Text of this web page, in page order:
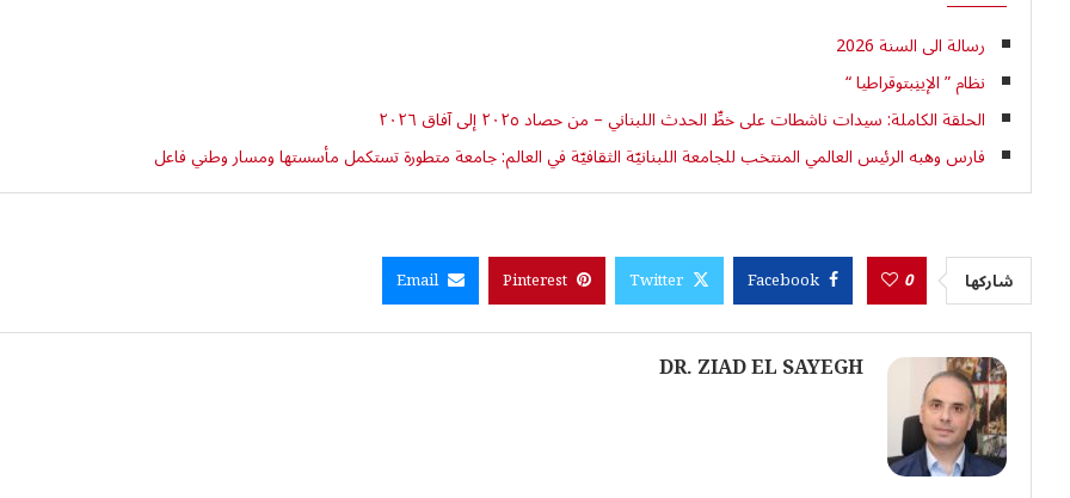
رسالة الى السنة 2026
نظام ” الإينِبتوقراطيا “
الحلقة الكاملة: سيدات ناشطات على خطِّ الحدث اللبناني – من حصاد ٢٠٢٥ إلى آفاق ٢٠٢٦
فارس وهبه الرئيس العالمي المنتخب للجامعة اللبنانيّة الثقافيّة في العالم: جامعة متطورة تستكمل مأسستها ومسار وطني فاعل
شاركها 0
Facebook
Twitter
Pinterest
Email
DR. ZIAD EL SAYEGH